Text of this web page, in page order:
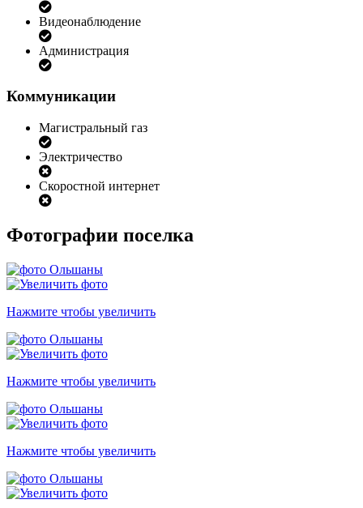
Видеонаблюдение
Администрация
Коммуникации
Магистральный газ
Электричество
Скоростной интернет
Фотографии поселка
Нажмите чтобы увеличить
Нажмите чтобы увеличить
Нажмите чтобы увеличить